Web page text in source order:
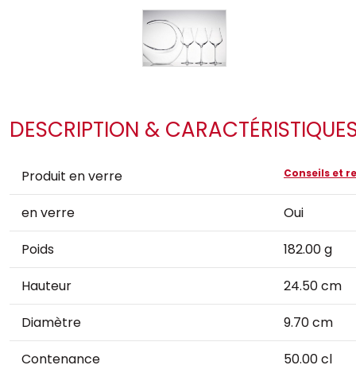
DESCRIPTION &
Produit en verre Conseils et
en verre
Oui
Poids
182.00 g
Hauteur
24.50 cm
Diamètre
9.70 cm
Contenance
50.00 cl